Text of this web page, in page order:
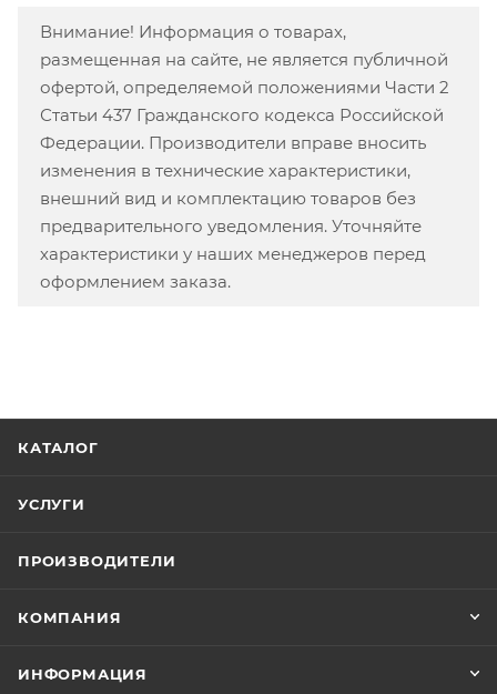
Внимание! Информация о товарах,
размещенная на сайте, не является публичной
офертой, определяемой положениями Части 2
Статьи 437 Гражданского кодекса Российской
Федерации. Производители вправе вносить
изменения в технические характеристики,
внешний вид и комплектацию товаров без
предварительного уведомления. Уточняйте
характеристики у наших менеджеров перед
оформлением заказа.
КАТАЛОГ
УСЛУГИ
ПРОИЗВОДИТЕЛИ
КОМПАНИЯ
ИНФОРМАЦИЯ